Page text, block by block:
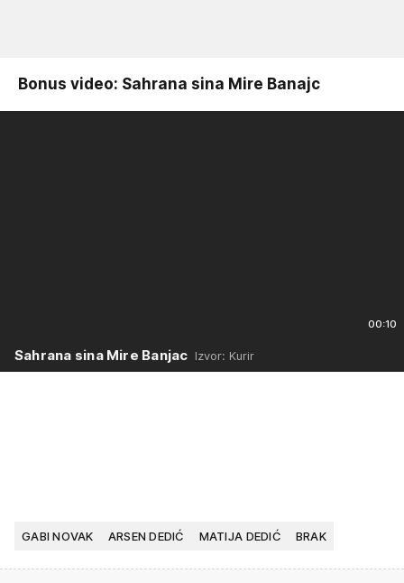
Bonus video: Sahrana sina Mire Banajc
00:10
Sahrana sina Mire Banjac Izvor: Kurir
GABI NOVAK ARSEN DEDIĆ MATIJA DEDIĆ BRAK